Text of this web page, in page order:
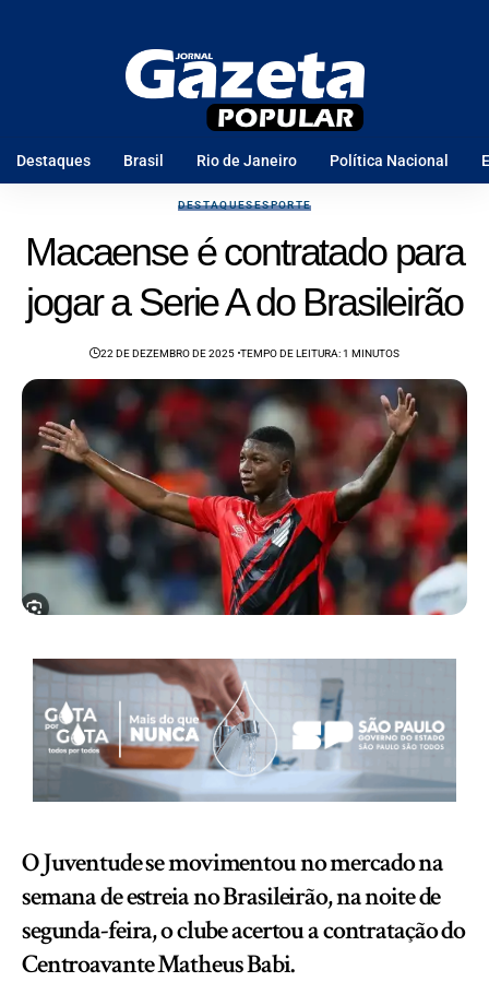
Destaques Brasil Rio de Janeiro Política Nacional
DESTAQUESESPORTE
Macaense é contratado para
jogar a Serie A do Brasileirão
22 DE DEZEMBRO DE 2025 TEMPO DE LEITURA: 1 MINUTOS
O Juventude se movimentou no mercado na
semana de estreia no Brasileirão, na noite de
segunda-feira, o clube acertou a contratação do
Centroavante Matheus Babi.